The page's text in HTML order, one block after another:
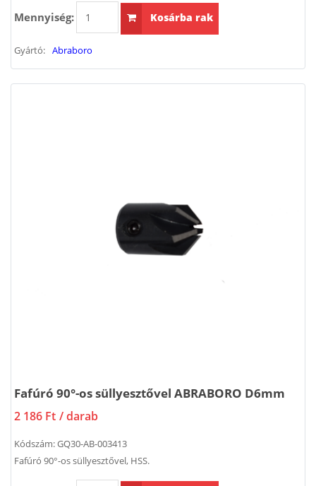
Mennyiség: Kosárba rak
Gyártó: Abraboro
Fafúró 90°-os süllyesztővel ABRABORO D6mm
2 186 Ft / darab
Kódszám:GQ30-AB-003413
Fafúró 90°-os süllyesztővel, HSS.